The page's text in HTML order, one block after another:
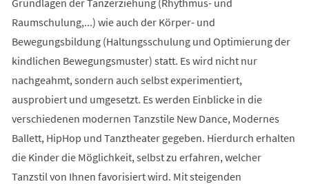
Raumschulung,...) wie auch der Körper- und
Bewegungsbildung (Haltungsschulung und Optimierung der
kindlichen Bewegungsmuster) statt. Es wird nicht nur
nachgeahmt, sondern auch selbst experimentiert,
ausprobiert und umgesetzt. Es werden Einblicke in die
verschiedenen modernen Tanzstile New Dance, Modernes
Ballett, HipHop und Tanztheater gegeben. Hierdurch erhalten
die Kinder die Möglichkeit, selbst zu erfahren, welcher
Tanzstil von Ihnen favorisiert wird. Mit steigenden